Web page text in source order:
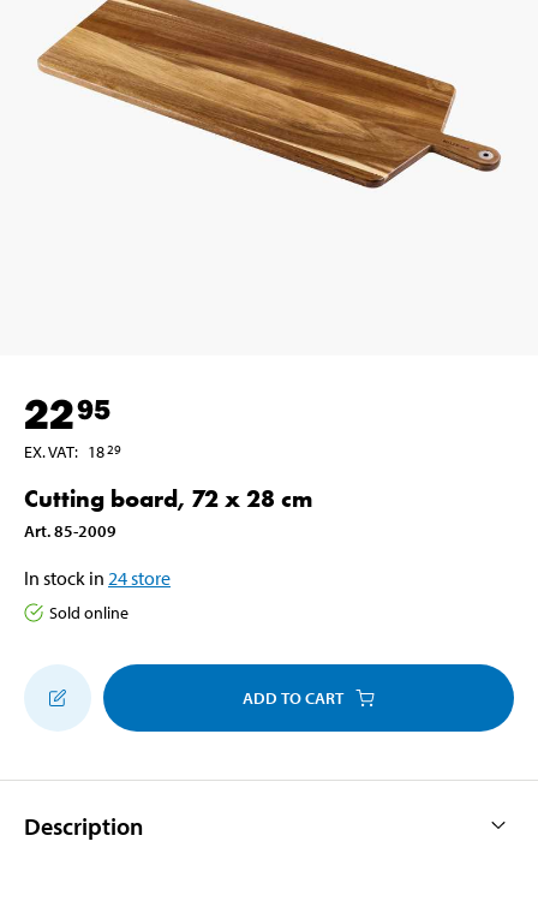
2295
EX. VAT: 1829
Cutting board, 72 x 28 cm
Art.85-2009
In stock in 24store
Sold online
ADD TO CART
Description